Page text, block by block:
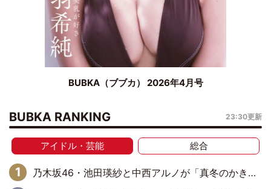
BUBKA（ブブカ） 2026年4月号
BUBKA RANKING 23:30更新
アイドル・芸能 総合
乃木坂46・池田瑛紗と中西アルノが「真冬のかき氷」騒動で火花散らす！ 因縁の裏にあるのは、逆境をともに“凌”ぐ似た者同士の絆